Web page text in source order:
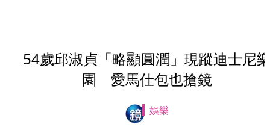
54歲邱淑貞「略顯圓潤」現蹤迪士尼
園 愛馬仕包也搶鏡
娛樂